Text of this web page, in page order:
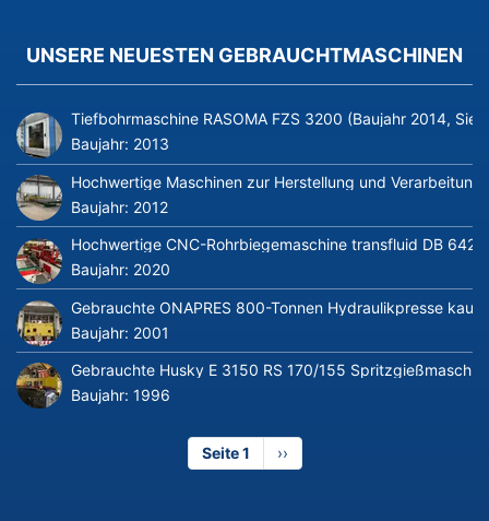
UNSERE NEUESTEN GEBRAUCHTMASCHINEN
Tiefbohrmaschine RASOMA FZS 3200 (Baujahr 2014,
Baujahr: 2013
Hochwertige Maschinen zur Herstellung und
Baujahr: 2012
Hochwertige CNC-Rohrbiegemaschine transfluid DB
Baujahr: 2020
Gebrauchte ONAPRES 800-Tonnen Hydraulikpresse
Baujahr: 2001
Gebrauchte Husky E 3150 RS 170/155
Baujahr: 1996
Seite 1
Nächste
Seite
››